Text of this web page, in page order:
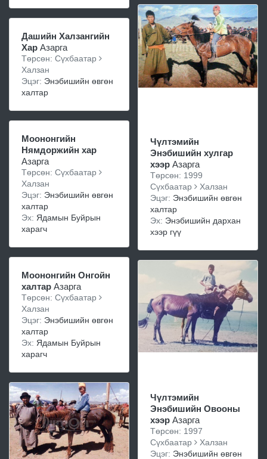
Дашийн Халзангийн
Хар Азарга
Төрсөн: Сүхбаатар
Халзан
Эцэг: Энэбишийн өвгөн
халтар
Моононгийн
Нямдоржийн хар
Азарга
Төрсөн: Сүхбаатар
Халзан
Эцэг: Энэбишийн өвгөн
халтар
Эх: Ядамын Буйрын
харагч
Моононгийн Онгойн
халтар Азарга
Төрсөн: Сүхбаатар
Халзан
Эцэг: Энэбишийн өвгөн
халтар
Эх: Ядамын Буйрын
харагч
Чүлтэмийн
Энэбишийн хулгар
хээр Азарга
Төрсөн: 1999
Сүхбаатар
Халзан
Эцэг: Энэбишийн өвгөн
халтар
Эх: Энэбишийн дархан
хээр гүү
Чүлтэмийн
Энэбишийн Овооны
хээр Азарга
Төрсөн: 1997
Сүхбаатар
Халзан
Эцэг: Энэбишийн өвгөн